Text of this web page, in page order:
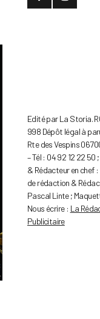
Edité par La Storia.
998 Dépôt légal à
Rte des Vespins
– Tél : 04 92 12 22
& Rédacteur en chef
de rédaction &
Pascal Linte ;
Nous écrire : La
Publicitaire